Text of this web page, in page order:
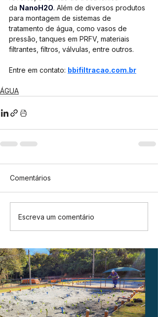
da NanoH2O. Além de diversos produtos
para montagem de sistemas de
tratamento de água, como vasos de
pressão, tanques em PRFV, materiais
filtrantes, filtros, válvulas, entre outros.
Entre em contato: bbifiltracao.com.br
ÁGUA
Comentários
Escreva um comentário